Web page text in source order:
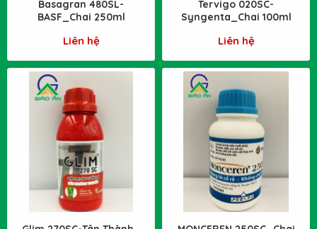
Basagran 480SL-
BASF_Chai 250ml
Liên hệ
Tervigo 020SC-
Syngenta_Chai 100ml
Liên hệ